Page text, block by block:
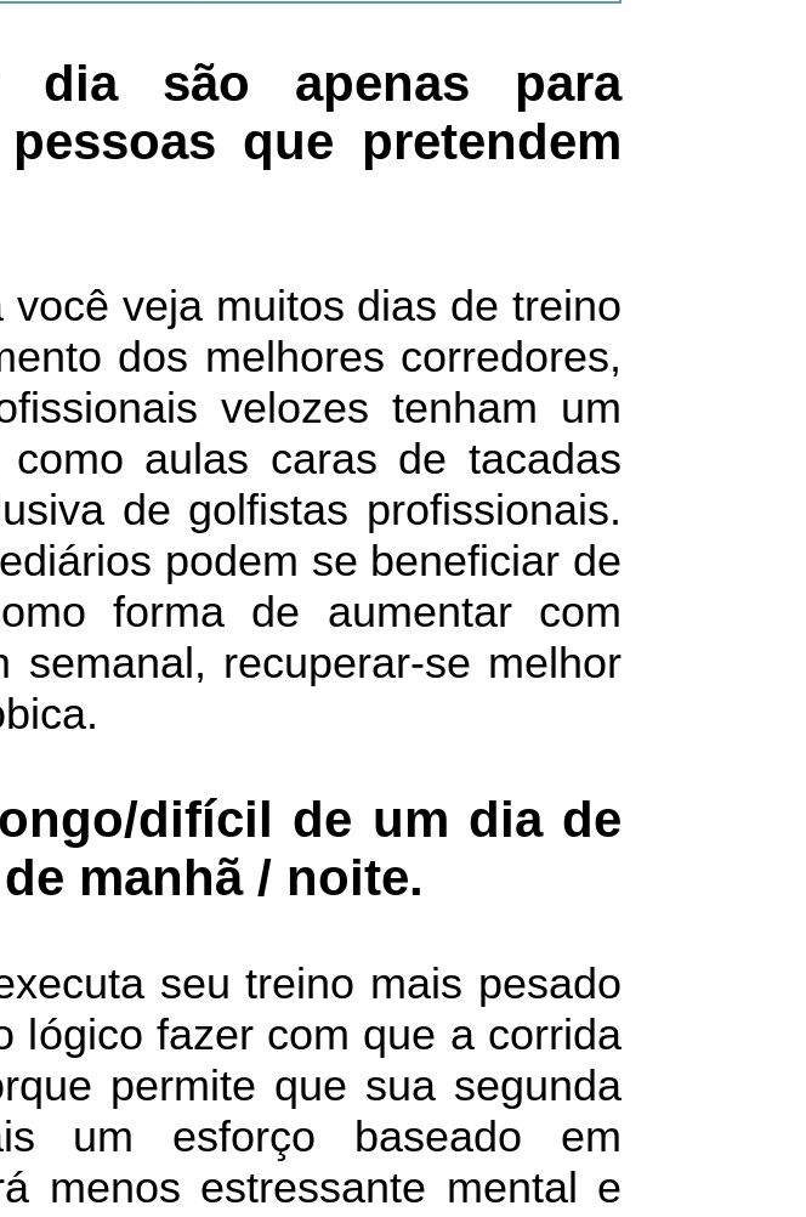
dia são apenas para
que pretendem
veja muitos dias de treino
dos melhores corredores,
velozes tenham um
aulas caras de tacadas
de golfistas profissionais.
podem se beneficiar de
forma de aumentar com
semanal, recuperar-se melhor
difícil de um dia de
manhã / noite.
seu treino mais pesado
lógico fazer com que a corrida
permite que sua segunda
um esforço baseado em
menos estressante mental e